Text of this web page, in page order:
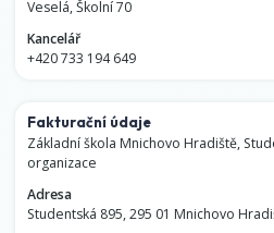
Veselá, Školní 70
Kancelář
+420 733 194 649
Fakturační údaje
Základní škola Mnichovo Hradiště,
organizace
Adresa
Studentská 895, 295 01 Mnichovo